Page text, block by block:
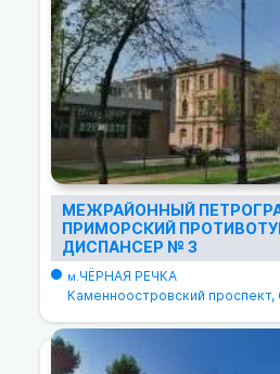
МЕЖРАЙОННЫЙ
ПРИМОРСКИЙ
ДИСПАНСЕР № 3
м.ЧЁРНАЯ РЕЧКА
Каменноостровский проспект,